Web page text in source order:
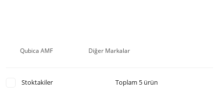
Qubica AMF Diğer Markalar
Stoktakiler Toplam 5 ürün